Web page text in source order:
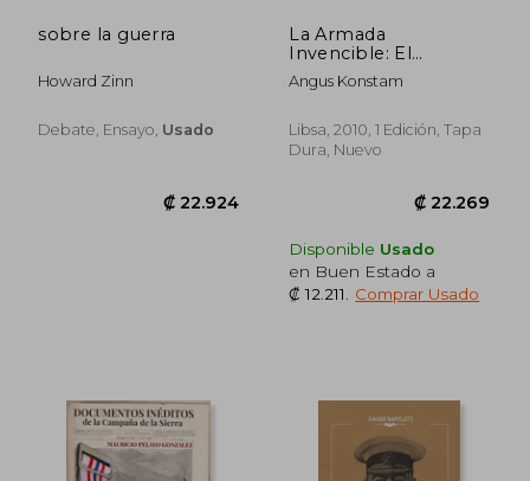
sobre la guerra
Howard Zinn
Debate, Ensayo, Usado
La Armada
Invencible: El
Fracasado Plan
Español Contra
(Momentos Decisivos
de la Historia)
Angus Konstam
Libsa, 2010, 1 Edición, Tapa
Dura, Nuevo
Disponible Usado
en Buen Estado a
₡ 12.211
Comprar Usado